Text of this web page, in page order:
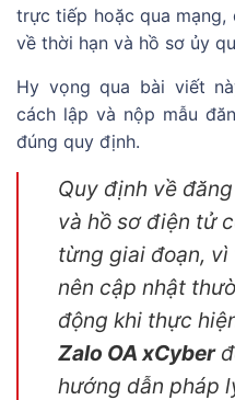
trực tiếp hoặc qua
về thời hạn và hồ sơ ủy
Hy vọng qua bài viết
cách lập và nộp mẫu
đúng quy định.
Quy định về
và hồ sơ điện tử
từng giai đoạn,
nên cập nhật
động khi thực
Zalo OA xCyber
hướng dẫn pháp